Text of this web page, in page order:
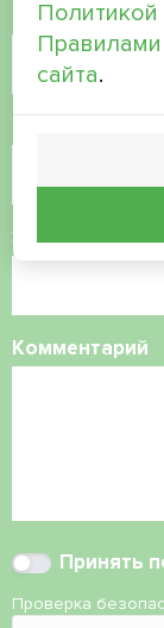
Имя
Электронная
Комментарий
Принять
Проверка
Правилами
сайта.